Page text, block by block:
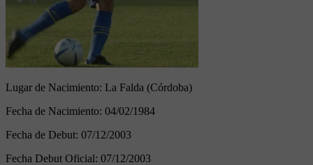
Lugar de Nacimiento: La Falda (Córdoba)
Fecha de Nacimiento: 04/02/1984
Fecha de Debut: 07/12/2003
Fecha Debut Oficial: 07/12/2003